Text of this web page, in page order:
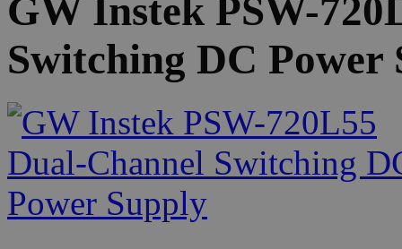
GW Instek PSW-
Switching DC Power